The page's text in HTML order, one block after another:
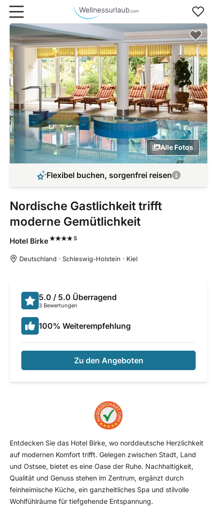
Zum Hauptinhalt springen
Alle Fotos
Flexibel buchen, sorgenfrei reisen
Nordische Gastlichkeit trifft
moderne Gemütlichkeit
Hotel Birke S
Deutschland · Schleswig-Holstein · Kiel
5.0 / 5.0 Überragend
3 Bewertungen
100% Weiterempfehlung
Zu den Angeboten
Entdecken Sie das Hotel Birke, wo norddeutsche Herzlichkeit
auf modernen Komfort trifft. Gelegen zwischen Stadt, Land
und Ostsee, bietet es eine Oase der Ruhe. Nachhaltigkeit,
Qualität und Genuss stehen im Zentrum, ergänzt durch
feinheimische Küche, ein ganzheitliches Spa und stilvolle
Wohlfühlräume für tiefgehende Entspannung.